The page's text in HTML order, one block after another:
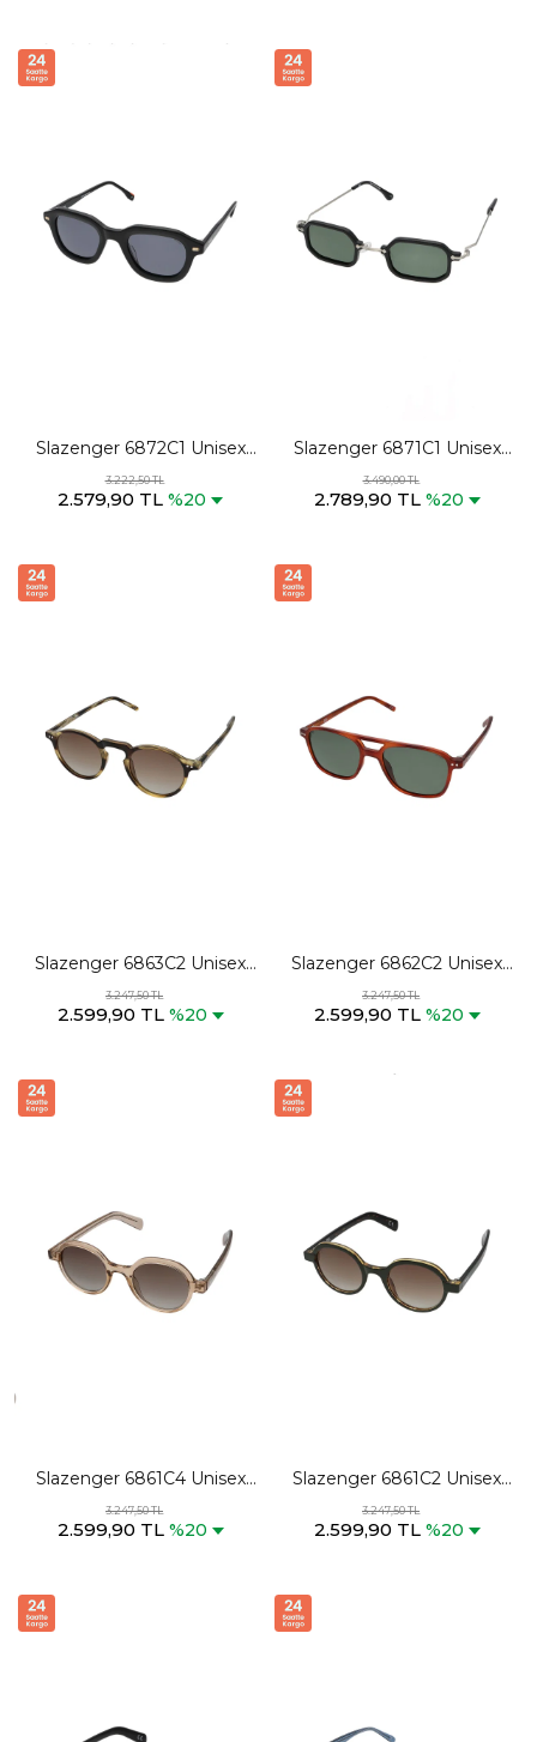
Slazenger 6872C1 Unisex
Siyah Güneş Gözlüğü
3.222,50 TL
2.579,90 TL %20
Slazenger 6871C1 Unisex
Siyah Güneş Gözlüğü
3.490,00 TL
2.789,90 TL %20
Slazenger 6863C2 Unisex
Siyah / Sarı Güneş Gözlüğü
3.247,50 TL
2.599,90 TL %20
Slazenger 6862C2 Unisex
Çoklu Renk Güneş Gözlüğü
3.247,50 TL
2.599,90 TL %20
Slazenger 6861C4 Unisex
Kahve Güneş Gözlüğü
3.247,50 TL
2.599,90 TL %20
Slazenger 6861C2 Unisex
Kahve Güneş Gözlüğü
3.247,50 TL
2.599,90 TL %20